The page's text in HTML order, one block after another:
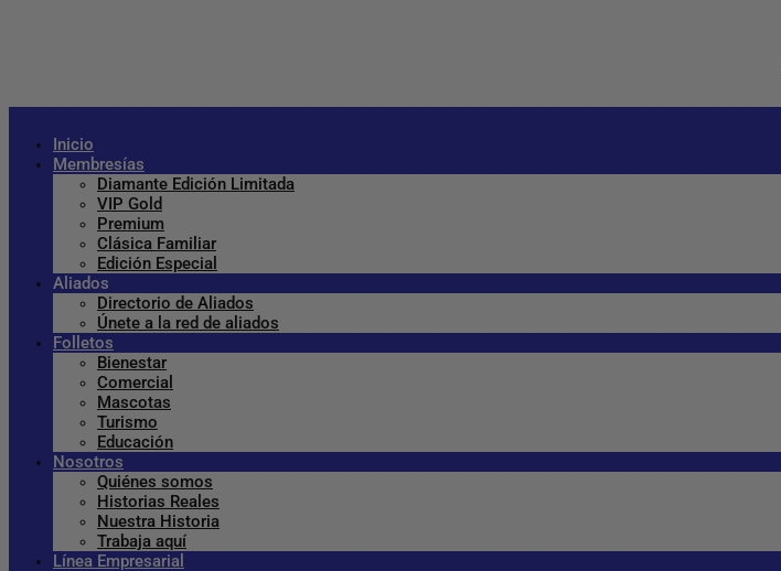
Inicio
Membresías
Diamante Edición Limitada
VIP Gold
Premium
Clásica Familiar
Edición Especial
Aliados
Directorio de Aliados
Únete a la red de aliados
Folletos
Bienestar
Comercial
Mascotas
Turismo
Educación
Nosotros
Quiénes somos
Historias Reales
Nuestra Historia
Trabaja aquí
Línea Empresarial